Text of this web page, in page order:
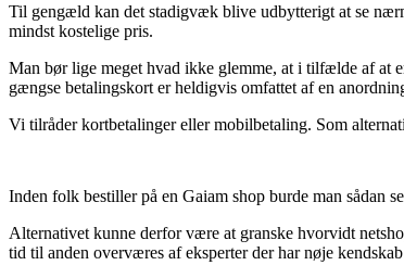
Til gengæld kan det stadigvæk blive udbytterigt at se
mindst kostelige pris.
Man bør lige meget hvad ikke glemme, at i tilfælde af at
gængse betalingskort er heldigvis omfattet af en
Vi tilråder kortbetalinger eller mobilbetaling. Som
Inden folk bestiller på en Gaiam shop burde man sådan
Alternativet kunne derfor være at granske hvorvidt
tid til anden overværes af eksperter der har nøje